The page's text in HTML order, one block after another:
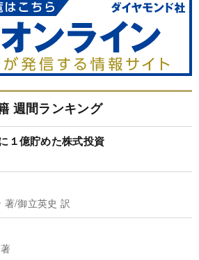
週間ランキング
１億貯めた株式投資
著/御立英史 訳